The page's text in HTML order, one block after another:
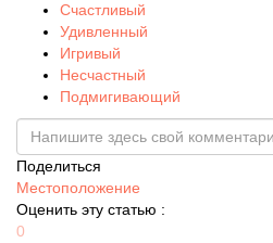
Счастливый
Удивленный
Игривый
Несчастный
Подмигивающий
Поделиться
Местоположение
Оценить эту статью :
0